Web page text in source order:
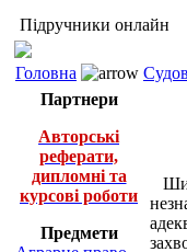
Підручники онлайн
Головна
Партнери
Авторські
реферати,
дипломні та
курсові роботи
Предмети